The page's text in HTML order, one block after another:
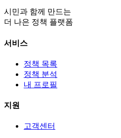
시민과 함께 만드는
더 나은 정책 플랫폼
서비스
정책 목록
정책 분석
내 프로필
지원
고객센터